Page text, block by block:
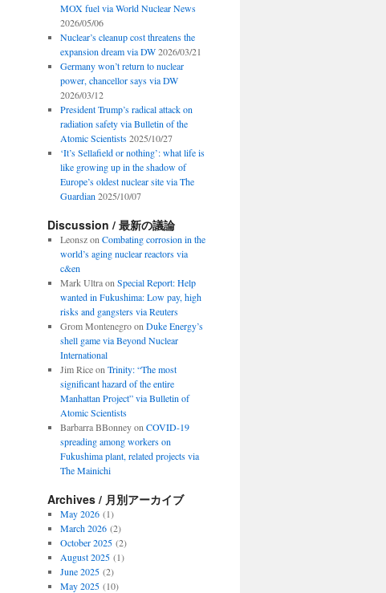
MOX fuel via World Nuclear News
2026/05/06
Nuclear’s cleanup cost threatens the
expansion dream via DW 2026/03/21
Germany won’t return to nuclear
power, chancellor says via DW
2026/03/12
President Trump’s radical attack on
radiation safety via Bulletin of the
Atomic Scientists 2025/10/27
‘It’s Sellafield or nothing’: what life is
like growing up in the shadow of
Europe’s oldest nuclear site via The
Guardian 2025/10/07
Discussion / 最新の議論
Leonszon Combating corrosion in the
world’s aging nuclear reactors via
c&en
Mark Ultraon Special Report: Help
wanted in Fukushima: Low pay, high
risks and gangsters via Reuters
Grom Montenegroon Duke Energy’s
shell game via Beyond Nuclear
International
Jim Riceon Trinity: “The most
significant hazard of the entire
Manhattan Project” via Bulletin of
Atomic Scientists
Barbarra BBonneyon COVID-19
spreading among workers on
Fukushima plant, related projects via
The Mainichi
Archives / 月別アーカイブ
May 2026(1)
March 2026(2)
October 2025(2)
August 2025(1)
June 2025(2)
May 2025(10)